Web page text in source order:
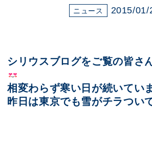
ニュース 2015/01/
シリウスブログをご覧の皆さ
相変わらず寒い日が続いてい
昨日は東京でも雪がチラつい